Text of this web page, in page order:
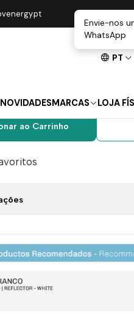
PT
NOVIDADESMARCAS LOJA
3000K Maxled
Piscina
Maxled
ao Carrinho
Envie-nos
WhatsApp